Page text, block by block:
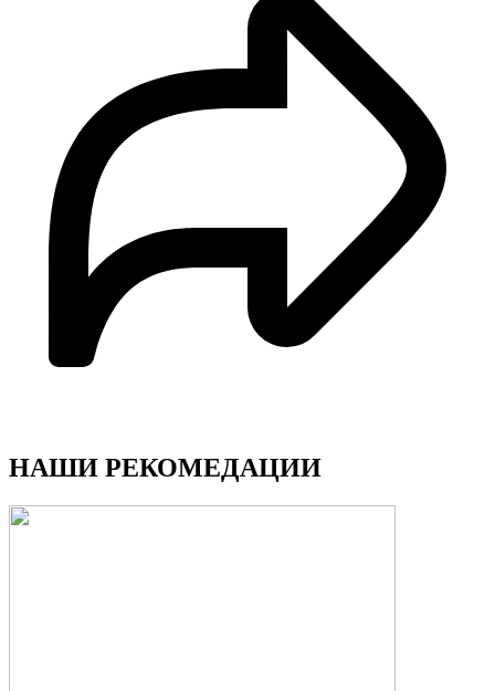
НАШИ РЕКОМЕДАЦИИ